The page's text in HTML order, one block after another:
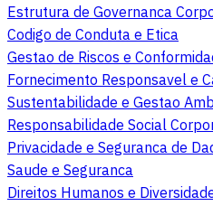
Estrutura de Governanca
Codigo de Conduta e Etica
Gestao de Riscos e
Fornecimento Responsavel e
Sustentabilidade e Gestao
Responsabilidade Social
Privacidade e Seguranca de
Saude e Seguranca
Direitos Humanos e